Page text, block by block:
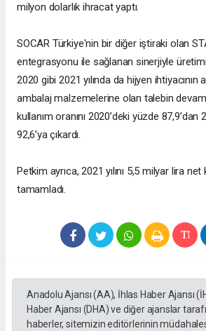
milyon dolarlık ihracat yaptı.
SOCAR Türkiye'nin bir diğer iştiraki olan
entegrasyonu ile sağlanan sinerjiyle
2020 gibi 2021 yılında da hijyen ihtiyacının
ambalaj malzemelerine olan talebin
kullanım oranını 2020’deki yüzde 87,9’dan
92,6’ya çıkardı.
Petkim ayrıca, 2021 yılını 5,5 milyar lira
tamamladı.
Anadolu Ajansı (AA), İhlas Haber Ajansı
Haber Ajansı (DHA) ve diğer ajanslar
haberler, sitemizin editörlerinin